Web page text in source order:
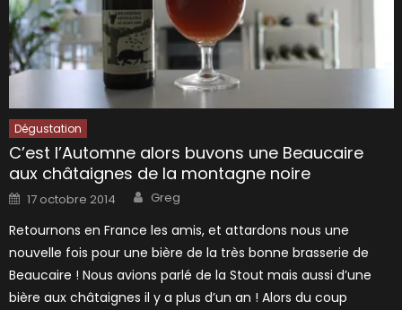
Dégustation
C’est l’Automne alors buvons une Beaucaire
aux châtaignes de la montagne noire
Posted
on
17 octobre 2014 Author
Greg
Retournons en France les amis, et attardons nous une
nouvelle fois pour une bière de la très bonne brasserie de
Beaucaire ! Nous avions parlé de la Stout mais aussi d’une
bière aux châtaignes il y a plus d’un an ! Alors du coup